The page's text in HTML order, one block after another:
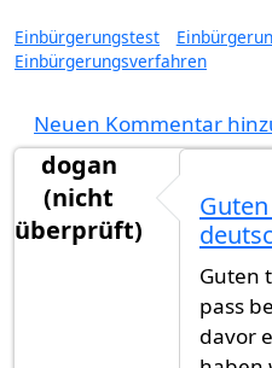
Einbürgerungstest
Einbürgerungsverfahren
Neuen Kommentar
dogan
(nicht
überprüft)
Guten
pass
davor